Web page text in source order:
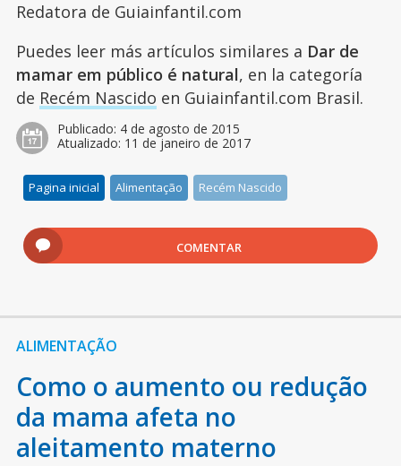
Redatora de Guiainfantil.com
Puedes leer más artículos similares a Dar de
mamar em público é natural, en la categoría
de Recém Nascido en Guiainfantil.com Brasil.
Publicado: 4 de agosto de 2015
Atualizado: 11 de janeiro de 2017
Pagina inicial Alimentação Recém Nascido
COMENTAR
ALIMENTAÇÃO
Como o aumento ou redução
da mama afeta no
aleitamento materno